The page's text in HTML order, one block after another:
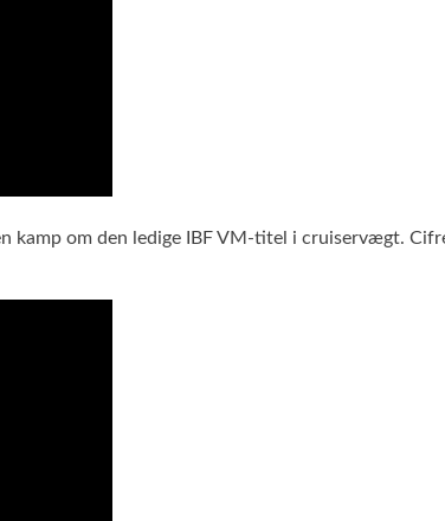
kamp om den ledige IBF VM-titel i cruiservægt.